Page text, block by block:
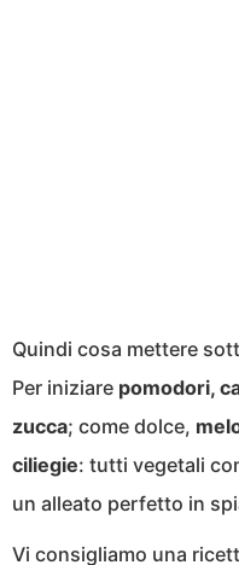
Quindi cosa mettere
Per iniziare pomodori,
zucca; come dolce,
ciliegie: tutti vegetali
un alleato perfetto in
Vi consigliamo una